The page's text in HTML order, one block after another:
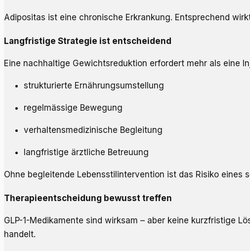
Adipositas ist eine chronische Erkrankung. Entsprechend
Langfristige Strategie ist entscheidend
Eine nachhaltige Gewichtsreduktion erfordert mehr als eine
strukturierte Ernährungsumstellung
regelmässige Bewegung
verhaltensmedizinische Begleitung
langfristige ärztliche Betreuung
Ohne begleitende Lebensstilintervention ist das Risiko eines
Therapieentscheidung bewusst treffen
GLP-1-Medikamente sind wirksam – aber keine kurzfristige
handelt.